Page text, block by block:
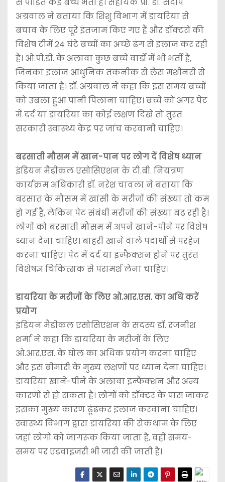
से पीड़ित कई बच्चे भर्ती हैं। सहायक प्रो. डॉ. संदीप
अग्रवाल ने बताया कि शिशु विभाग में डायरिया से
बचाव के लिए पूरे इंतजाम किए गए हैं और डॉक्टरों की
विशेष टीमें 24 घंटे बच्चों का अच्छे ढंग से इलाज कर रही
हैं। ओ.पी.डी. के अलावा कुछ बच्चे वार्डों में भी भर्ती हैं,
जिनका इलाज आधुनिक तकनीक से लैस मशीनरी से
किया जाता है। डॉ. अग्रवाल ने कहा कि इस समय बच्चों
को उबला हुआ पानी पिलाना चाहिए। बच्चे को अगर पेट
में दर्द या डायरिया का कोई लक्षण दिखे तो तुरंत
सरकारी स्वास्थ्य केंद्र पर जांच करवानी चाहिए।
बरसाती मौसम में खान-पान पर लोग दें विशेष ध्यान
इंडियन मैडीकल एसोसिएशन के टी.बी. नियंत्रण
कार्यक्रम अधिकारी डॉ. नरेश चावला ने बताया कि
बरसात के मौसम में खांसी के मरीजों की संख्या तो कम
हो गई है, लेकिन पेट संबंधी मरीजों की संख्या बढ़ रही है।
लोगों को बरसाती मौसम में अपने खाने-पीने पर विशेष
ध्यान देना चाहिए। बाहरी खाने वाले पदार्थों से परहेज
करना चाहिए। पेट में दर्द या इन्फैक्शन होने पर तुरंत
विशेषज्ञ चिकित्सक से परामर्श लेना चाहिए।
डायरिया के मरीजों के लिए ओ.आर.एस. का अधि करें
प्रयोग
इंडियन मैडीकल एसोसिएशन के सदस्य डॉ. रजनीश
शर्मा ने कहा कि डायरिया के मरीजों के लिए
ओ.आर.एस. के घोल का अधिक प्रयोग करना चाहिए
और इस बीमारी के मुख्य लक्षणों पर ध्यान देना चाहिए।
डायरिया खाने-पीने के अलावा इन्फैक्शन और अन्य
कारणों से हो सकता है। लोगों को डॉक्टर के पास जाकर
इसका मुख्य कारण ढूंढकर इलाज करवाना चाहिए।
स्वास्थ्य विभाग द्वारा डायरिया की रोकथाम के लिए
जहां लोगों को जागरूक किया जाता है, वहीं समय-
समय पर एडवाइजरी भी जारी की जाती है।